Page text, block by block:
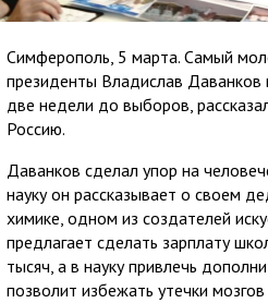
Симферополь, 5 марта. Самый
президенты Владислав Даванков
две недели до выборов,
Россию.
Даванков сделал упор на
науку он рассказывает о своем
химике, одном из создателей
предлагает сделать зарплату
тысяч, а в науку привлечь
позволит избежать утечки мозгов